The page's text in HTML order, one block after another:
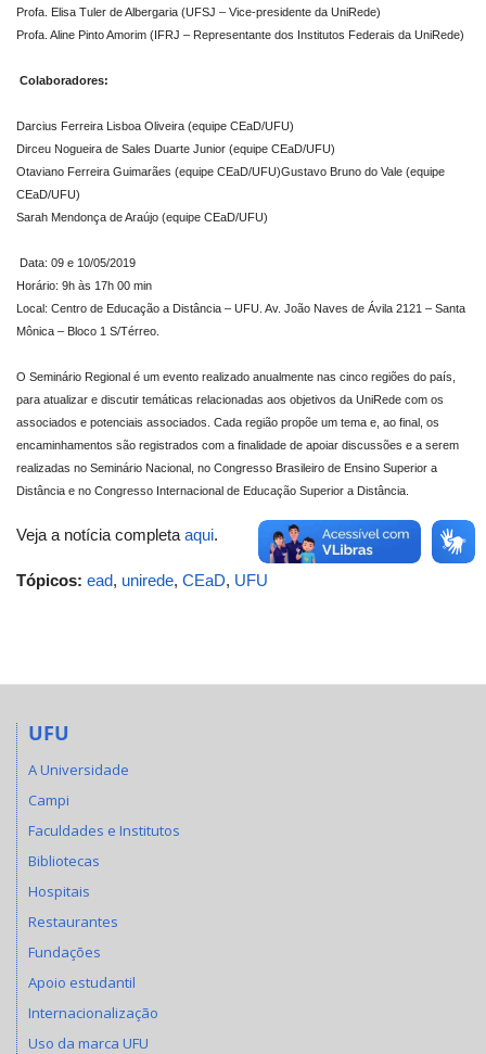
Profa. Elisa Tuler de Albergaria (UFSJ – Vice-presidente da UniRede)
Profa. Aline Pinto Amorim (IFRJ – Representante dos Institutos Federais da UniRede)
Colaboradores:
Darcius Ferreira Lisboa Oliveira (equipe CEaD/UFU)
Dirceu Nogueira de Sales Duarte Junior (equipe CEaD/UFU)
Otaviano Ferreira Guimarães (equipe CEaD/UFU)Gustavo Bruno do Vale (equipe
CEaD/UFU)
Sarah Mendonça de Araújo (equipe CEaD/UFU)
Data: 09 e 10/05/2019
Horário: 9h às 17h 00 min
Local: Centro de Educação a Distância – UFU. Av. João Naves de Ávila 2121 – Santa
Mônica – Bloco 1 S/Térreo.
O Seminário Regional é um evento realizado anualmente nas cinco regiões do país,
para atualizar e discutir temáticas relacionadas aos objetivos da UniRede com os
associados e potenciais associados. Cada região propõe um tema e, ao final, os
encaminhamentos são registrados com a finalidade de apoiar discussões e a serem
realizadas no Seminário Nacional, no Congresso Brasileiro de Ensino Superior a
Distância e no Congresso Internacional de Educação Superior a Distância.
Veja a notícia completa aqui.
Tópicos: ead, unirede, CEaD, UFU
UFU
A Universidade
Campi
Faculdades e Institutos
Bibliotecas
Hospitais
Restaurantes
Fundações
Apoio estudantil
Internacionalização
Uso da marca UFU